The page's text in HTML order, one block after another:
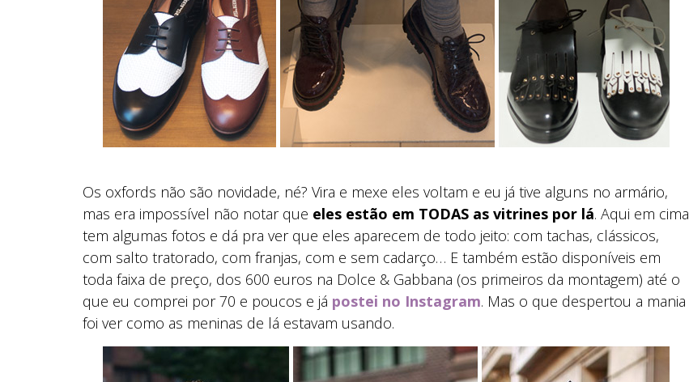
Os oxfords não são novidade, né? Vira e mexe eles voltam e eu já tive alguns no armário,
mas era impossível não notar que eles estão em TODAS as vitrines por lá. Aqui em cima
tem algumas fotos e dá pra ver que eles aparecem de todo jeito: com tachas, clássicos,
com salto tratorado, com franjas, com e sem cadarço… E também estão disponíveis em
toda faixa de preço, dos 600 euros na Dolce & Gabbana (os primeiros da montagem) até o
que eu comprei por 70 e poucos e já postei no Instagram. Mas o que despertou a mania
foi ver como as meninas de lá estavam usando.